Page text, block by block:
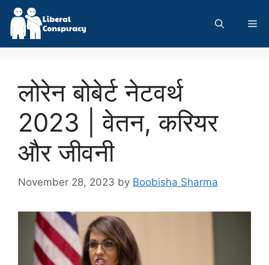
Skip
content
लोरेन बोबेर्ट नेटवर्थ
2023 | वेतन, करियर
और जीवनी
November 28, 2023 by Boobisha Sharma